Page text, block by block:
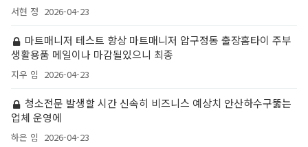
서현 정 2026-04-23
마트매니저 테스트 항상 마트매니저 압구정동 출장홈타이 주부
생활용품 메일이나 마감될있으니 최종
지우 임 2026-04-23
청소전문 발생할 시간 신속히 비즈니스 예상치 안산하수구뚫는
업체 운영에
하은 임 2026-04-23